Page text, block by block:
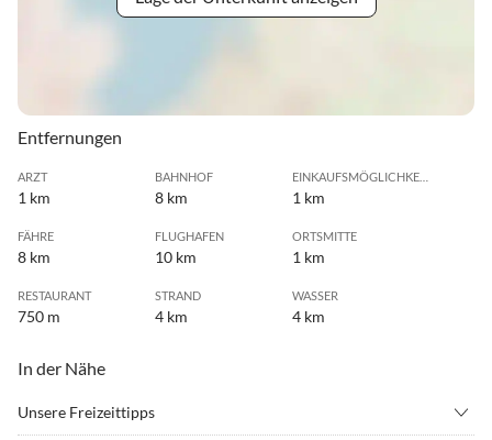
Entfernungen
ARZT
1 km
BAHNHOF
8 km
EINKAUFSMÖGLICHKEIT
1 km
FÄHRE
8 km
FLUGHAFEN
10 km
ORTSMITTE
1 km
RESTAURANT
750 m
STRAND
4 km
WASSER
4 km
In der Nähe
Unsere Freizeittipps